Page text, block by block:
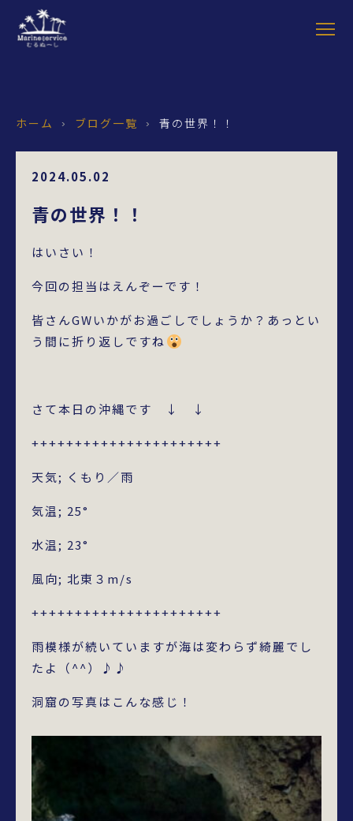
ホーム › ブログ一覧 › 青の世界！！
2024.05.02
青の世界！！
はいさい！
今回の担当はえんぞーです！
皆さんGWいかがお過ごしでしょうか？あっとい
う間に折り返しですね
さて本日の沖縄です ↓ ↓
++++++++++++++++++++++
天気; くもり／雨
気温; 25°
水温; 23°
風向; 北東３m/s
++++++++++++++++++++++
雨模様が続いていますが海は変わらず綺麗でし
たよ（^^）♪♪
洞窟の写真はこんな感じ！